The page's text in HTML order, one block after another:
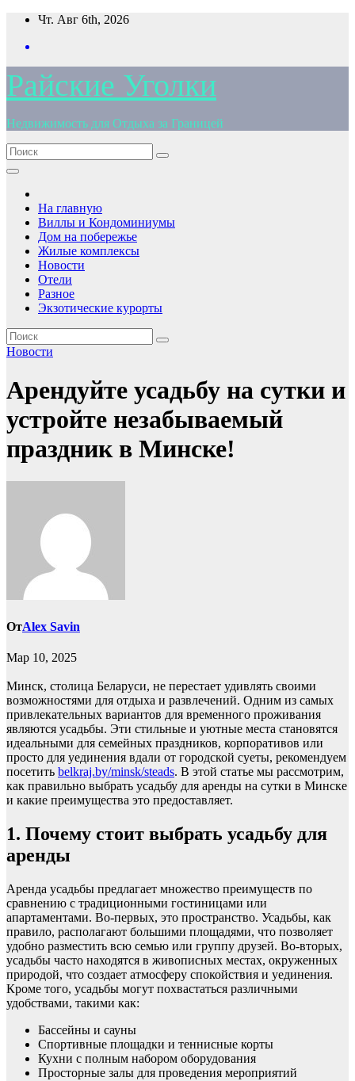
Перейти
содержимому
Чт. Авг 6th, 2026
Райские Уголки
Недвижимость для Отдыха за Границей
На главную
Виллы и Кондоминиумы
Дом на побережье
Жилые комплексы
Новости
Отели
Разное
Экзотические курорты
Новости
Арендуйте усадьбу на сутки и
устройте незабываемый
праздник в Минске!
ОтAlex Savin
Мар 10, 2025
Минск, столица Беларуси, не перестает удивлять своими
возможностями для отдыха и развлечений. Одним из самых
привлекательных вариантов для временного проживания
являются усадьбы. Эти стильные и уютные места становятся
идеальными для семейных праздников, корпоративов или
просто для уединения вдали от городской суеты, рекомендуем
посетить belkraj.by/minsk/steads. В этой статье мы рассмотрим,
как правильно выбрать усадьбу для аренды на сутки в Минске
и какие преимущества это предоставляет.
1. Почему стоит выбрать усадьбу для
аренды
Аренда усадьбы предлагает множество преимуществ по
сравнению с традиционными гостиницами или
апартаментами. Во-первых, это пространство. Усадьбы, как
правило, располагают большими площадями, что позволяет
удобно разместить всю семью или группу друзей. Во-вторых,
усадьбы часто находятся в живописных местах, окруженных
природой, что создает атмосферу спокойствия и уединения.
Кроме того, усадьбы могут похвастаться различными
удобствами, такими как:
Бассейны и сауны
Спортивные площадки и теннисные корты
Кухни с полным набором оборудования
Просторные залы для проведения мероприятий